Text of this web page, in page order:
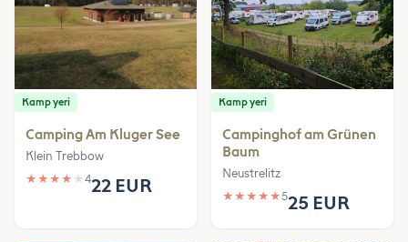
Kamp yeri
Camping Am Kluger See
Klein Trebbow
★ ★ ★ ★ ★ 422 EUR
Kamp yeri
Campinghof am Grünen
Baum
Neustrelitz
★ ★ ★ ★ ★525 EUR